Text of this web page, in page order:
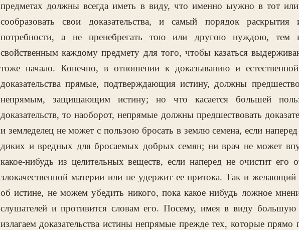
предметах должны всегда иметь в виду, что именно ыужно в тот
сообразовать свои доказательства, и самый порядок раскрытия
потребности, а не пренебрегать тою или другою нуждою, тем
свойственным каждому предмету для того, чтобы казаться
тоже начало. Конечно, в отношении к доказыванию и естественной
доказательства прямые, подтверждающия истину, должны
непрямым, защищающим истину; но что касается большей
доказательств, то наоборот, непрямые должны предшествовать
и земледелец не может с пользою бросать в землю семена, если
диких и вредных для бросаемых добрых семян; ни врач не может
какое-нибудь из целительных веществ, если наперед не очистит его
злокачественной материи или не удержит ее притока. Так и желающий
об истине, не можем убедить никого, пока какое нибудь ложное
слушателей и противится словам его. Посему, имея в виду
излагаем доказательства истины непрямые прежде тех, которые прямо